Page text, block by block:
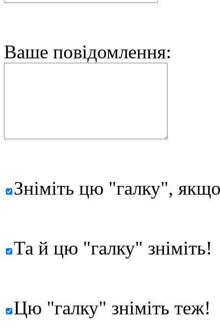
Ваше повідомлення:
Зніміть цю "галку",
Та й цю "галку" зніміть!
Цю "галку" зніміть теж!